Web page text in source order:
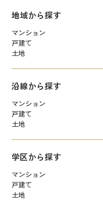
地域から探す
マンション
戸建て
土地
沿線から探す
マンション
戸建て
土地
学区から探す
マンション
戸建て
土地